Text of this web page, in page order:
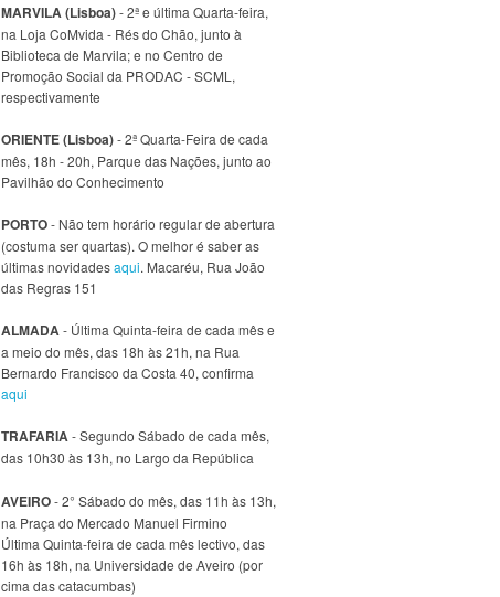
MARVILA (Lisboa)- 2ª e última Quarta-feira,
na Loja CoMvida - Rés do Chão, junto à
Biblioteca de Marvila; e no Centro de
Promoção Social da PRODAC - SCML,
respectivamente
ORIENTE (Lisboa)- 2ª Quarta-Feira de cada
mês, 18h - 20h, Parque das Nações, junto ao
Pavilhão do Conhecimento
PORTO- Não tem horário regular de abertura
(costuma ser quartas). O melhor é saber as
últimas novidadesaqui. Macaréu, Rua João
das Regras 151
ALMADA- Última Quinta-feira de cada mês e
a meio do mês, das 18h às 21h, na Rua
Bernardo Francisco da Costa 40, confirma
aqui
TRAFARIA- Segundo Sábado de cada mês,
das 10h30 às 13h, no Largo da República
AVEIRO- 2° Sábado do mês, das 11h às 13h,
na Praça do Mercado Manuel Firmino
Última Quinta-feira de cada mês lectivo, das
16h às 18h, na Universidade de Aveiro (por
cima das catacumbas)